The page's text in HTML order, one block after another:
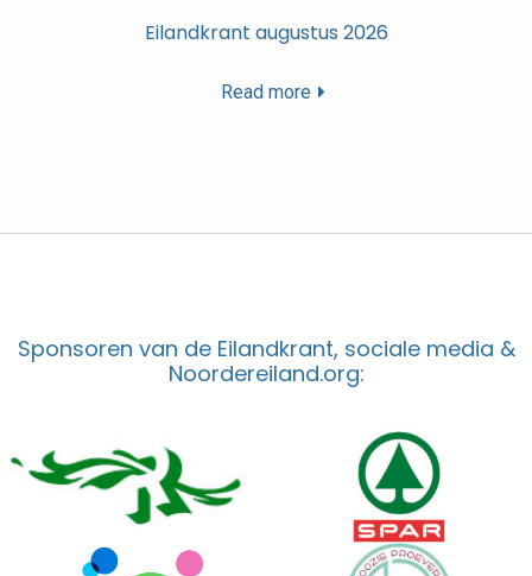
Eilandkrant augustus 2026
Read more
Sponsoren van de Eilandkrant, sociale media &
Noordereiland.org: